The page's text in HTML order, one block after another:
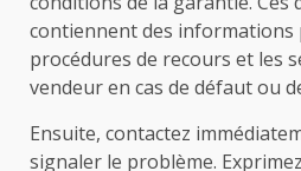
contiennent des informations
procédures de recours et les
vendeur en cas de défaut ou
Ensuite, contactez
signaler le problème.